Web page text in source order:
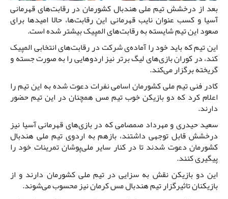
بعد از درخشش تیم ملی هندبال کشورمان در رقابت‌های قهرمانی
آسیا و کسب عنوان نایب قهرمانی این رقابت‌ها، حالا امیدها برای
صعود این تیم شایسته به رقابت‌های المپیک بیشتر شده است.
این تیم که باید خود را آماده‌ی شرکت در رقابت‌های انتخابی المپیک
کند، در کوران بازی‌های لیگ برتر نیز اردوهایی را به صورت جسته و
گریخته برگزار می‌کند.
کادر فنی تیم ملی کشورمان اسامی نفرات دعوت شده به این تیم را
اعلام کرد که دو بازیکن خوب تیم مس همچنان در این تیم حضور
دارند.
سعید حیدری و مهرداد صمصامی که در بازی‌های قهرمانی آسیا نیز
درخشش قابل توجهی داشتند، بازهم به اردوی تیم ملی هندبال
کشورمان دعوت شدند تا در کنار سایر ملی‌پوشان تمرینات خود را
پیگیری کنند.
این دو بازیکن نقش به سزایی در تیم ملی کشورمان دارند و از
بازیکنان تاثیرگزار تیم هندبال مس کرمان نیز محسوب می‌شوند.